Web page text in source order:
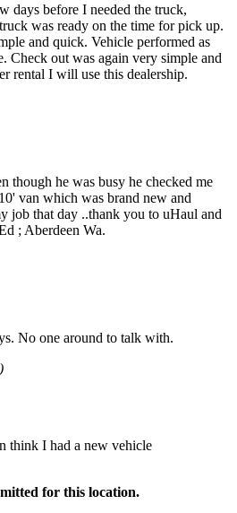
days before I needed the truck,
was ready on the time for pick up.
and quick. Vehicle performed as
Check out was again very simple and
rental I will use this dealership.
though he was busy he checked me
van which was brand new and
job that day ..thank you to uHaul and
; Aberdeen Wa.
No one around to talk with.
think I had a new vehicle
for this location.